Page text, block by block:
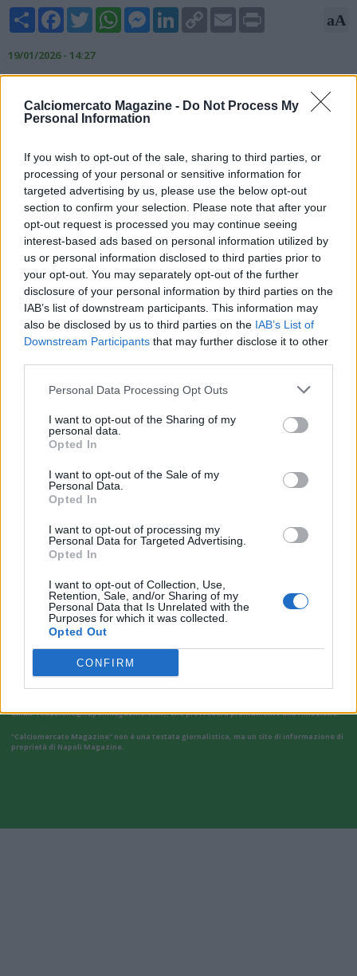
Calciomercato Magazine - Do Not Process My
Personal Information
If you wish to opt-out of the sale, sharing to third parties, or
processing of your personal or sensitive information for
targeted advertising by us, please use the below opt-out
section to confirm your selection. Please note that after your
opt-out request is processed you may continue seeing
interest-based ads based on personal information utilized by
us or personal information disclosed to third parties prior to
your opt-out. You may separately opt-out of the further
disclosure of your personal information by third parties on the
IAB’s list of downstream participants. This information may
also be disclosed by us to third parties on the IAB’s List of
Downstream Participants that may further disclose it to other
Personal Data Processing Opt Outs
I want to opt-out of the Sharing of my
personal data.
Opted In
I want to opt-out of the Sale of my
Personal Data.
Opted In
I want to opt-out of processing my
Personal Data for Targeted Advertising.
Opted In
I want to opt-out of Collection, Use,
Retention, Sale, and/or Sharing of my
Personal Data that Is Unrelated with the
Purposes for which it was collected.
Opted Out
CONFIRM
Share FacebookTwitterWhatsAppMessengerLinkedInCopy
Link
Email aA
19/01/2026 - 14:27
Nicolò Schira, giornalista, scrive su X: "Il Chelsea ha offerto
Raheem Sterling al Napoli con un prestito di 6 mesi con gran
parte dello stipendio pagato dallo stesso Chelsea, che sta
possibilità di cedere l'esterno inglese in prestito".
#Chelseahave offered Raheem#Sterlingto#Napolion a 6-
months loan with a large part of the salary paid by#CFC,
which are recalling Paez and Fofana from the loans to have
the possibility to give the english winger on loan. #transfers
https://t.co/nBdrH1iRyo
— Nicolò Schira (@NicoSchira)January 19, 2026
Il materiale (testo, foto e video) consultabile in questo portale è di nostra proprietà.
Alcune foto (screenshot) ed articoli presenti su "Calciomercato Magazine" sono in parte
email:redazione@napolimagazine.com), che provvederà prontamente alla rimozione.
"Calciomercato Magazine" non è una testata giornalistica, ma un sito di informazione di
proprietà di Napoli Magazine.